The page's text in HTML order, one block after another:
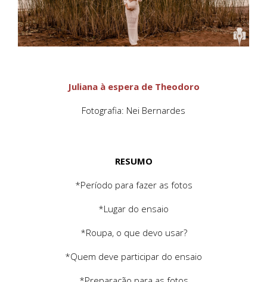
Juliana à espera de Theodoro
Fotografia: Nei Bernardes
RESUMO
*Período para fazer as fotos
*Lugar do ensaio
*Roupa, o que devo usar?
*Quem deve participar do ensaio